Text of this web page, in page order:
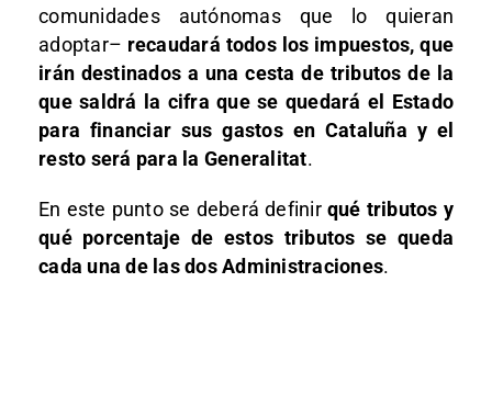
comunidades autónomas que lo quieran
adoptar– recaudará todos los impuestos, que
irán destinados a una cesta de tributos de la
que saldrá la cifra que se quedará el Estado
para financiar sus gastos en Cataluña y el
resto será para la Generalitat.
En este punto se deberá definir qué tributos y
qué porcentaje de estos tributos se queda
cada una de las dos Administraciones.